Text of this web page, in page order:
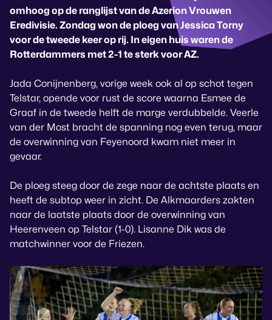
omhoog op de ranglijst van de Azerion Vrouwen
Eredivisie. Zondag won de ploeg van Jessica Torny
voor de tweede keer op rij. In eigen huis waren de
Rotterdammers met 2-1 te sterk voor AZ.
Jada Conijnenberg, vorige week ook al op schot tegen
Telstar, opende voor rust de score waarna Esmee de
Graaf in de tweede helft de marge verdubbelde. Veerle
van der Most bracht de spanning nog even terug, maar
de overwinning van Feyenoord kwam niet meer in
gevaar.
De ploeg steeg door de zege naar de achtste plaats en
heeft de subtop weer in zicht. De Alkmaarders zakten
naar de laatste plaats door de overwinning van
Heerenveen op Telstar (1-0). Lisanne Dik was de
matchwinner voor de Friezen.